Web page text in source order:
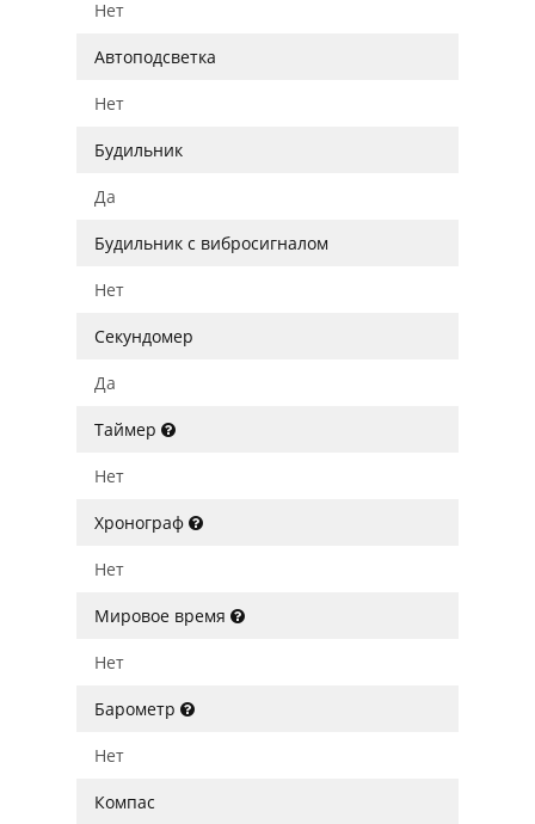
Нет
Автоподсветка
Нет
Будильник
Да
Будильник с вибросигналом
Нет
Секундомер
Да
Таймер
Нет
Хронограф
Нет
Мировое время
Нет
Барометр
Нет
Компас